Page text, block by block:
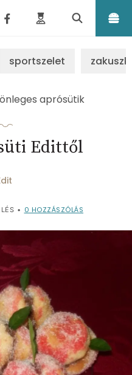
sportszelet
aprósütik
Edittől
• 0 HOZZÁSZÓLÁS